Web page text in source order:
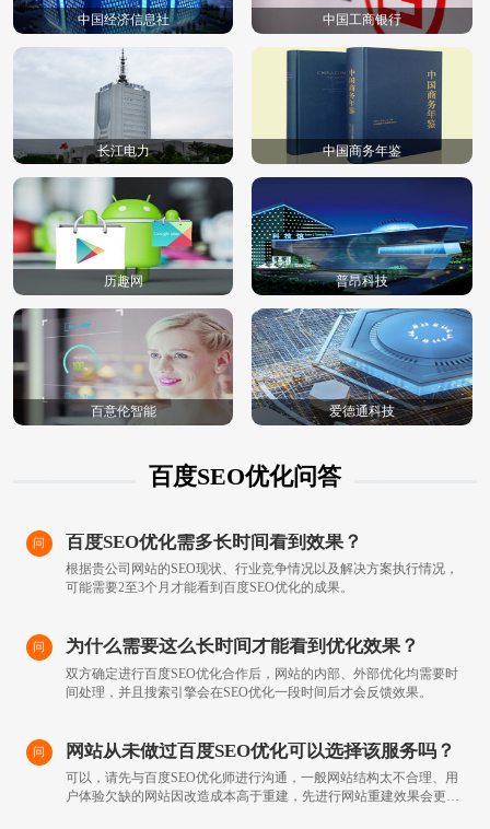
中国经济信息社 中国工商银行
长江电力 中国商务年鉴
历趣网 普昂科技
百意伦智能 爱德通科技
百度SEO优化问答
问 百度SEO优化需多长时间看到效果？
根据贵公司网站的SEO现状、行业竞争情况以及解决方案执行情况，
可能需要2至3个月才能看到百度SEO优化的成果。
问 为什么需要这么长时间才能看到优化效果？
双方确定进行百度SEO优化合作后，网站的内部、外部优化均需要时
间处理，并且搜索引擎会在SEO优化一段时间后才会反馈效果。
问 网站从未做过百度SEO优化可以选择该服务吗？
可以，请先与百度SEO优化师进行沟通，一般网站结构太不合理、用
户体验欠缺的网站因改造成本高于重建，先进行网站重建效果会更